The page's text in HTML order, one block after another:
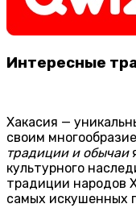
Интересные
Хакасия —
своим
традиции и обычаи
культурного
традиции народов
самых искушенных